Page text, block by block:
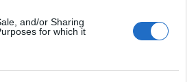
and/or Sharing
for which it